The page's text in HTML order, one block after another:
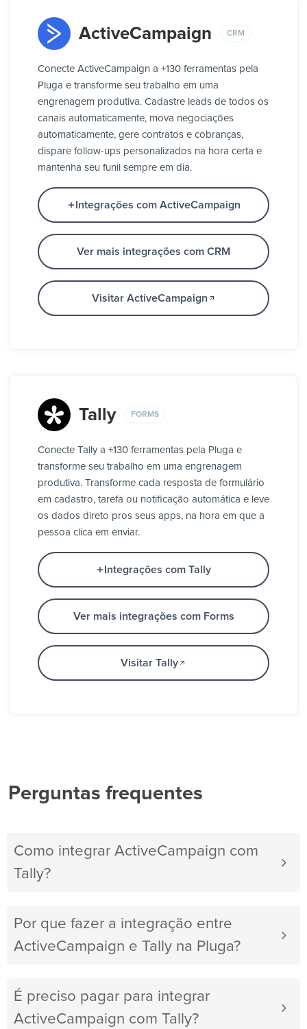
ActiveCampaign CRM
Conecte ActiveCampaign a +130 ferramentas pela
Pluga e transforme seu trabalho em uma
engrenagem produtiva. Cadastre leads de todos os
canais automaticamente, mova negociações
automaticamente, gere contratos e cobranças,
dispare follow-ups personalizados na hora certa e
mantenha seu funil sempre em dia.
Integrações com ActiveCampaign
Ver mais integrações com CRM
Visitar ActiveCampaign
Tally FORMS
Conecte Tally a +130 ferramentas pela Pluga e
transforme seu trabalho em uma engrenagem
produtiva. Transforme cada resposta de formulário
em cadastro, tarefa ou notificação automática e leve
os dados direto pros seus apps, na hora em que a
pessoa clica em enviar.
Integrações com Tally
Ver mais integrações com Forms
Visitar Tally
Perguntas frequentes
Como integrar ActiveCampaign com
Tally?
Por que fazer a integração entre
ActiveCampaign e Tally na Pluga?
É preciso pagar para integrar
ActiveCampaign com Tally?